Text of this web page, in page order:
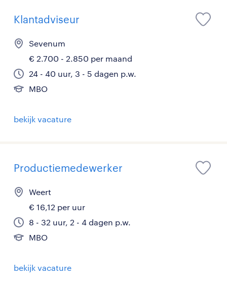
Klantadviseur
Sevenum
€ 2.700 - 2.850 per maand
24 - 40 uur, 3 - 5 dagen p.w.
MBO
bekijk vacature
Productiemedewerker
Weert
€ 16,12 per uur
8 - 32 uur, 2 - 4 dagen p.w.
MBO
bekijk vacature